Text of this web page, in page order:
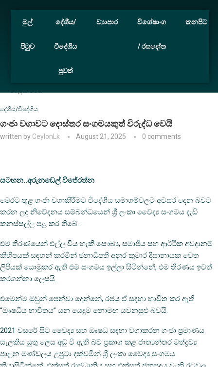
මුල්
පිටුව
දේශීය/
විදේශීය
පුවත්
ව්‍යාපාර විශේෂාංග
/ රසදෝත
කනපිට
විරුද්ධ වෙයි
දේශීය/විදේශීය
ගංජා වගාවට දොස්තර සංගමයකුත් විරුද්ධ වෙයි
written by CeylonLk August 21, 2025 0 comments
සටහන..අරුනඩෙල් විජේරත්න
මෙරට තුළ ගංජා වගාකිරීමට විදේශීය සමාගම්වලට අවසර දෙන බවට
කරන ලද නිවේදනය සම්බන්ධයෙන් ශ්‍රී ලංකා වෛද්‍ය සංගමය දැඩි
කනස්සල්ල පළ කර තිබේ.
එම තීරණයෙන් එල්ල විය හැකි සෞඛ්‍ය, සමාජීය සහ ආර්ථික අවදානම්
කිහිපයක් සඳහන් කරමින් ජනාධිපති අනුර කුමාර දිසානායක වෙත
ලිපියක් යොමුකර ඇති එම සංගමය ඉල්ලා සිටින්නේ, එම තීරණය ඉවත්
කරගන්නා ලෙසයි.
එමෙන්ම ඔවුන් පෙන්වා දෙන්නේ, රජය ඒ සඳහා භාවිත කර ඇති
“ඖෂධීය භාවිතය” යන යෙදුම නොමඟ යවනසුළු බවයි.
2021 වසරේ සිට වෛද්‍ය සහ ඖෂධ සඳහා වගාකරන ගංජා ප්‍රමාණය
සැලකිය යුතු ලෙස අඩු වී ඇති බව ප්‍රකාශ කළ ජාත්‍යන්තර මත්ද්‍රව්‍ය
පාලන මණ්ඩලය උපුටා දක්වමින් ශ්‍රී ලංකා වෛද්‍ය සංගමය